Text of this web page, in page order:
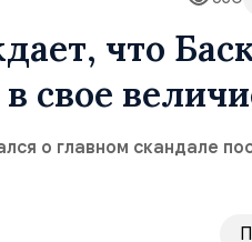
что
свое
о главном скандале